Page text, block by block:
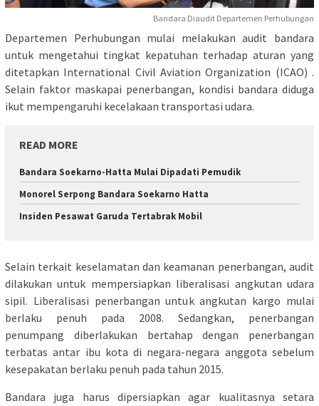
Bandara Diaudit Departemen Perhubungan
Departemen Perhubungan mulai melakukan audit bandara
untuk mengetahui tingkat kepatuhan terhadap aturan yang
ditetapkan International Civil Aviation Organization (ICAO) .
Selain faktor maskapai penerbangan, kondisi bandara diduga
ikut mempengaruhi kecelakaan transportasi udara.
READ MORE
Bandara Soekarno-Hatta Mulai Dipadati Pemudik
Monorel Serpong Bandara Soekarno Hatta
Insiden Pesawat Garuda Tertabrak Mobil
Selain terkait keselamatan dan keamanan penerbangan, audit
dilakukan untuk mempersiapkan liberalisasi angkutan udara
sipil. Liberalisasi penerbangan untuk angkutan kargo mulai
berlaku penuh pada 2008. Sedangkan, penerbangan
penumpang diberlakukan bertahap dengan penerbangan
terbatas antar ibu kota di negara-negara anggota sebelum
kesepakatan berlaku penuh pada tahun 2015.
Bandara juga harus dipersiapkan agar kualitasnya setara